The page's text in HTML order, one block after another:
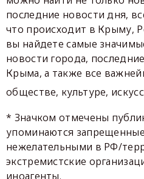
последние новости дня,
что происходит в Крыму,
вы найдете самые
новости города,
Крыма, а также все
обществе, культуре,
* Значком отмечены
упоминаются
нежелательными в РФ/
экстремистские
иноагенты.